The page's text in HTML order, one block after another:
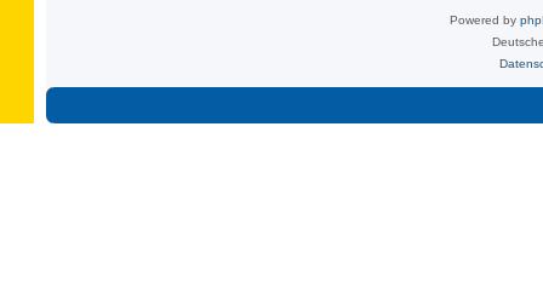
Powered by